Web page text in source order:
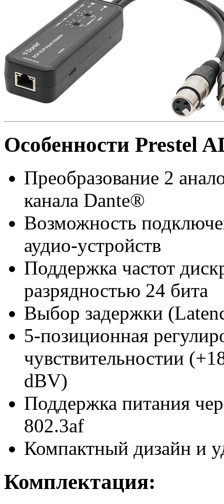
Особенности Prestel
Преобразование 2
канала Dante®
Возможность
аудио-устройств
Поддержка частот
разрядностью 24 бита
Выбор задержки
5-позиционная
чувствительностии
dBV)
Поддержка питания
802.3af
Компактный дизайн и
Комплектация: